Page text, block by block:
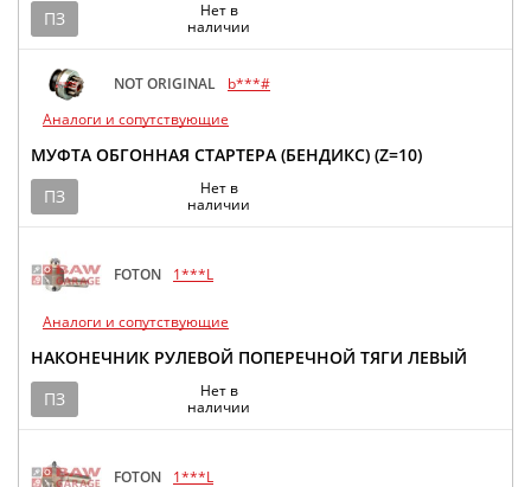
ПЗ
Нет в
наличии
NOT ORIGINAL
b***#
Аналоги и сопутствующие
МУФТА ОБГОННАЯ СТАРТЕРА (БЕНДИКС) (Z=10)
ПЗ
Нет в
наличии
FOTON 1***L
Аналоги и сопутствующие
НАКОНЕЧНИК РУЛЕВОЙ ПОПЕРЕЧНОЙ ТЯГИ ЛЕВЫЙ
ПЗ
Нет в
наличии
FOTON 1***L